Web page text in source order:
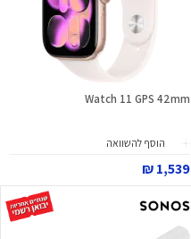
Watch 11 GPS 42mm
הוסף להשוואה
1,539 ₪